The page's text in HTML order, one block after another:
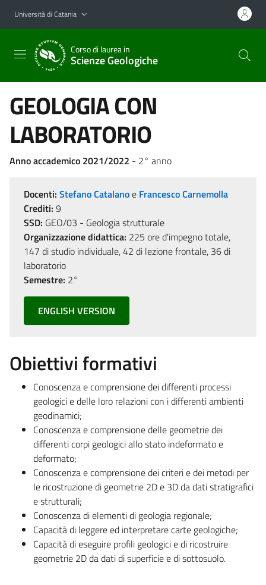
Vai al contenuto principale
Vai al menu di navigazione
Università di Catania
Corso di laurea in
Scienze Geologiche
GEOLOGIA CON
LABORATORIO
Anno accademico 2021/2022 - 2° anno
Docenti: Stefano Catalanoe Francesco Carnemolla
Crediti: 9
SSD: GEO/03 - Geologia strutturale
Organizzazione didattica: 225 ore d'impegno totale,
147 di studio individuale, 42 di lezione frontale, 36 di
laboratorio
Semestre: 2°
ENGLISH VERSION
Obiettivi formativi
Conoscenza e comprensione dei differenti processi
geologici e delle loro relazioni con i differenti ambienti
geodinamici;
Conoscenza e comprensione delle geometrie dei
differenti corpi geologici allo stato indeformato e
deformato;
Conoscenza e comprensione dei criteri e dei metodi per
le ricostruzione di geometrie 2D e 3D da dati stratigrafici
e strutturali;
Conoscenza di elementi di geologia regionale;
Capacità di leggere ed interpretare carte geologiche;
Capacità di eseguire profili geologici e di ricostruire
geometrie 2D da dati di superficie e di sottosuolo.